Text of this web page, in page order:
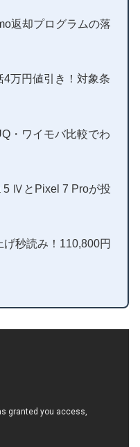
返却プログラムの落
万円値引き！対象条
・ワイモバ比較でわ
5 ⅣとPixel 7 Proが投
秒読み！110,800円